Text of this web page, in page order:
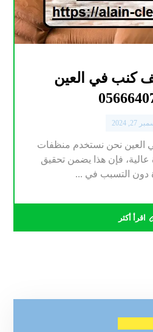
كنب في العين
27, 2024
نحن نستخدم منظفات
فإن هذا يضمن تحقيق
دون التسبب في ...
اقرأ أكثر